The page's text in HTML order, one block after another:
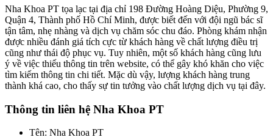
Nha Khoa PT tọa lạc tại địa chỉ 198 Đường Hoàng Diệu, Phường 9,
Quận 4, Thành phố Hồ Chí Minh, được biết đến với đội ngũ bác sĩ
tận tâm, nhẹ nhàng và dịch vụ chăm sóc chu đáo. Phòng khám nhận
được nhiều đánh giá tích cực từ khách hàng về chất lượng điều trị
cũng như thái độ phục vụ. Tuy nhiên, một số khách hàng cũng lưu
ý về việc thiếu thông tin trên website, có thể gây khó khăn cho việc
tìm kiếm thông tin chi tiết. Mặc dù vậy, lượng khách hàng trung
thành khá cao, cho thấy sự tin tưởng vào chất lượng dịch vụ tại đây.
Thông tin liên hệ Nha Khoa PT
Tên: Nha Khoa PT